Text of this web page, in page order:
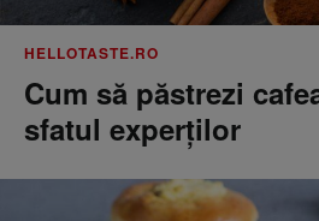
HELLOTASTE.RO
Cum să păstrezi
sfatul experților